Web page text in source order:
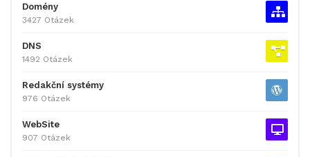
Domény
3427 Otázek
DNS
1492 Otázek
Redakční systémy
976 Otázek
WebSite
907 Otázek